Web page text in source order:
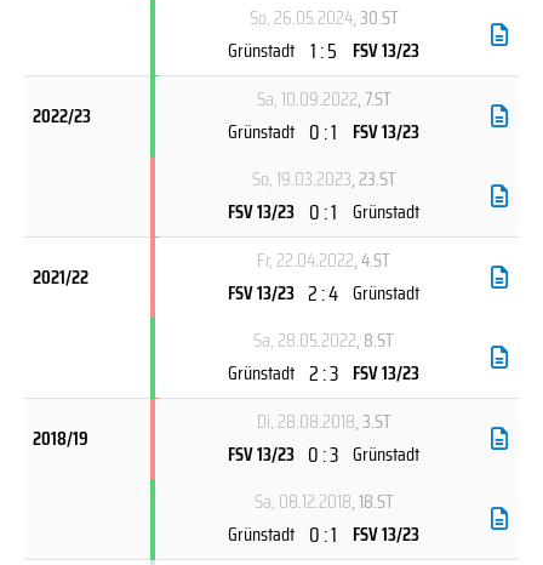
So, 26.05.2024, 30.ST
Grünstadt 1 : 5 FSV 13/23
2022/23
Sa, 10.09.2022, 7.ST
Grünstadt 0 : 1 FSV 13/23
So, 19.03.2023, 23.ST
FSV 13/23 0 : 1 Grünstadt
2021/22
Fr, 22.04.2022, 4.ST
FSV 13/23 2 : 4 Grünstadt
Sa, 28.05.2022, 8.ST
Grünstadt 2 : 3 FSV 13/23
2018/19
Di, 28.08.2018, 3.ST
FSV 13/23 0 : 3 Grünstadt
Sa, 08.12.2018, 18.ST
Grünstadt 0 : 1 FSV 13/23